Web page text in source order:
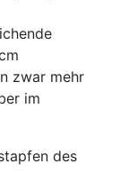
zwar mehr
im
des